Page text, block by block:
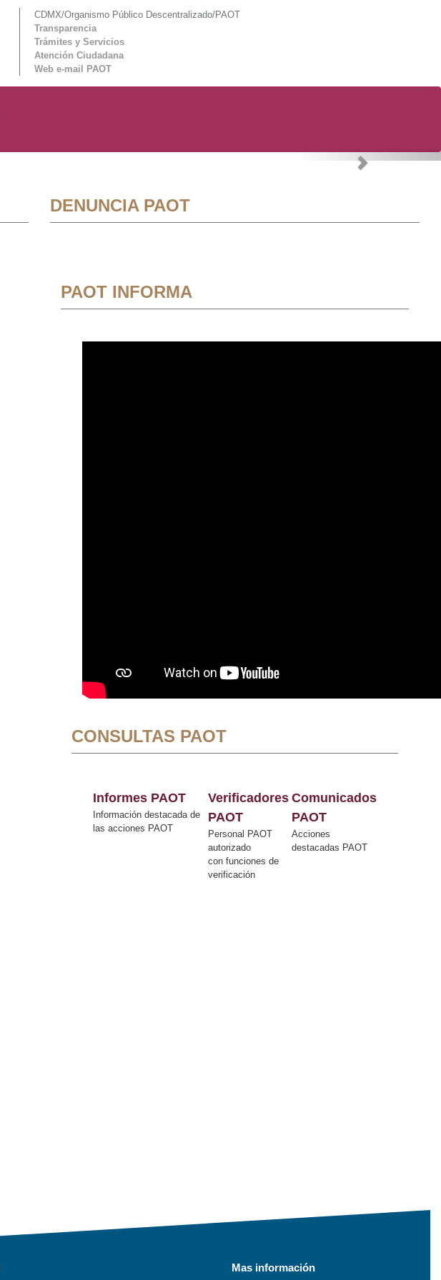
CDMX/Organismo Público Descentralizado/PAOT
Transparencia
Trámites y Servicios
Atención Ciudadana
Web e-mail PAOT
Next
DENUNCIA PAOT
PAOT INFORMA
CONSULTAS PAOT
Informes PAOT
Información destacada de
las acciones PAOT
Verificadores
PAOT
Personal PAOT
autorizado
con funciones de
verificación
Comunicados
PAOT
Acciones
destacadas PAOT
Mas información